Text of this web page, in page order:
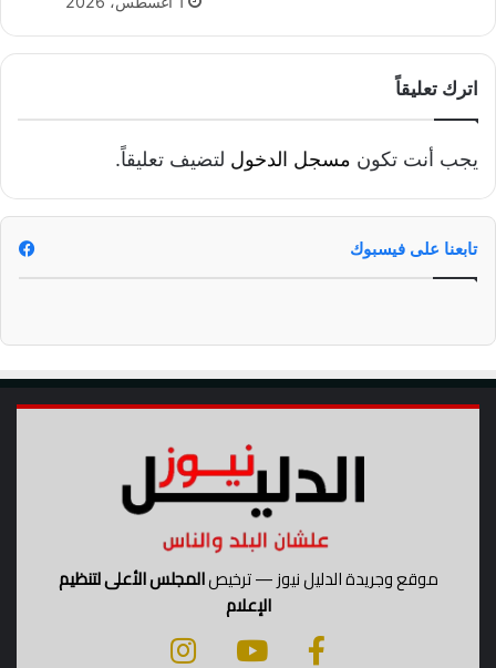
اترك تعليقاً
يجب أنت تكون مسجل الدخول لتضيف تعليقاً.
تابعنا على فيسبوك
موقع وجريدة الدليل نيوز — ترخيصالمجلس الأعلى لتنظيم
الإعلام